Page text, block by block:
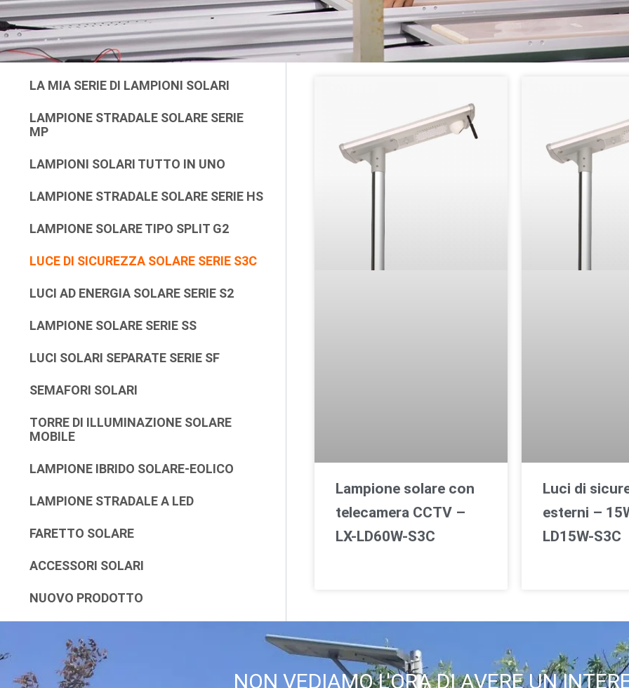
LA MIA SERIE DI LAMPIONI SOLARI
LAMPIONE STRADALE SOLARE SERIE
MP
LAMPIONI SOLARI TUTTO IN UNO
LAMPIONE STRADALE SOLARE SERIE HS
LAMPIONE SOLARE TIPO SPLIT G2
LUCE DI SICUREZZA SOLARE SERIE S3C
LUCI AD ENERGIA SOLARE SERIE S2
LAMPIONE SOLARE SERIE SS
LUCI SOLARI SEPARATE SERIE SF
SEMAFORI SOLARI
TORRE DI ILLUMINAZIONE SOLARE
MOBILE
LAMPIONE IBRIDO SOLARE-EOLICO
LAMPIONE STRADALE A LED
FARETTO SOLARE
ACCESSORI SOLARI
NUOVO PRODOTTO
Lampione solare con
telecamera CCTV –
LX-LD60W-S3C
Luci di
esterni –
LD15W-S3C
NON VEDIAMO L'ORA DI AVERE UN